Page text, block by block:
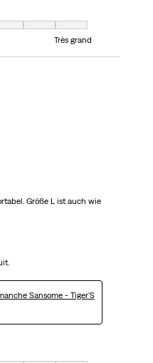
Très grand
Größe L ist auch wie
Sansome - Tiger'S